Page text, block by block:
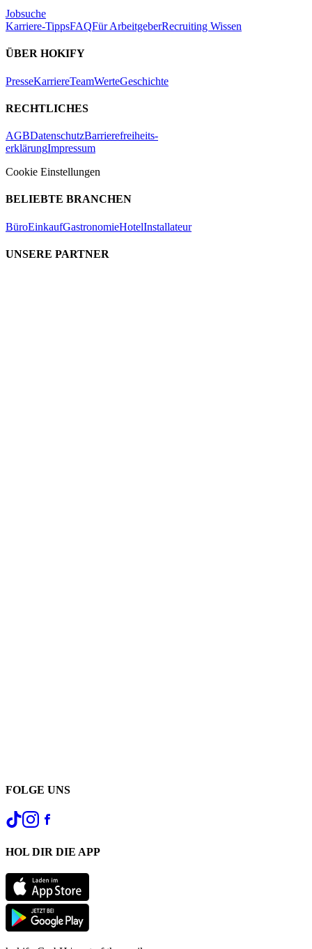
Jobsuche
Karriere-TippsFAQFür ArbeitgeberRecruiting Wissen
ÜBER HOKIFY
PresseKarriereTeamWerteGeschichte
RECHTLICHES
AGBDatenschutzBarrierefreiheits-
erklärungImpressum
Cookie Einstellungen
BELIEBTE BRANCHEN
BüroEinkaufGastronomieHotelInstallateur
UNSERE PARTNER
FOLGE UNS
HOL DIR DIE APP